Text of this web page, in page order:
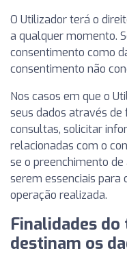
O Utilizador terá o
a qualquer momento.
consentimento como
consentimento não
Nos casos em que o
seus dados através
consultas, solicitar
relacionadas com o
se o preenchimento
serem essenciais
operação realizada.
Finalidades
destinam os